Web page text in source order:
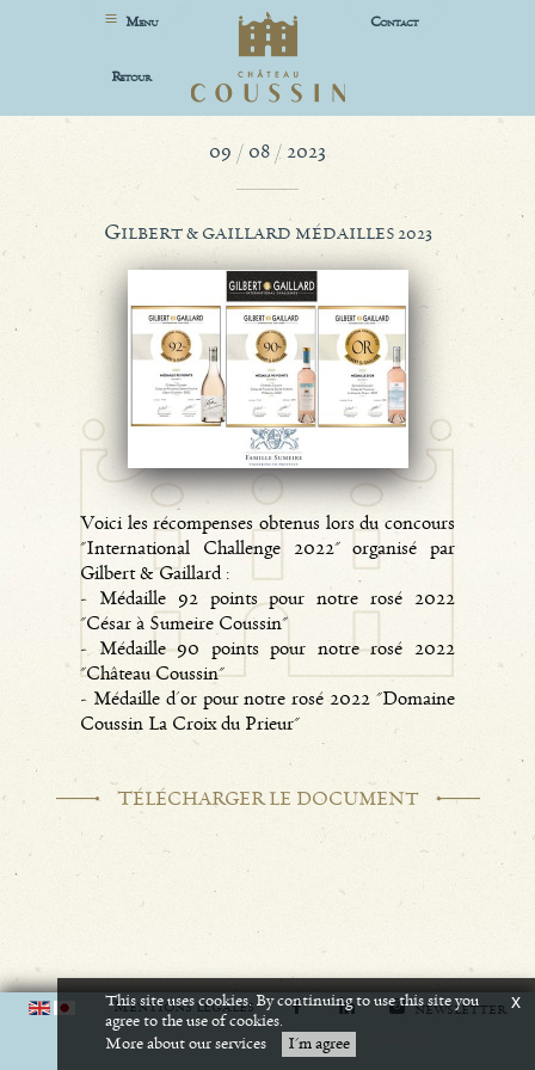
MENU CONTACT
RETOUR
09 / 08 / 2023
GILBERT & GAILLARD MÉDAILLES 2023
Voici les récompenses obtenus lors du concours
"International Challenge 2022" organisé par
Gilbert & Gaillard :
- Médaille 92 points pour notre rosé 2022
"César à Sumeire Coussin"
- Médaille 90 points pour notre rosé 2022
"Château Coussin"
- Médaille d'or pour notre rosé 2022 "Domaine
Coussin La Croix du Prieur"
TÉLÉCHARGER LE DOCUMENT
MENTIONS LÉGALES NEWSLETTER
L'abus d'alcool est dangereux pour la santé. A consommer avec modération.
This site uses cookies. By continuing to use this site you
agree to the use of cookies.
More about our services
I'm agree
x